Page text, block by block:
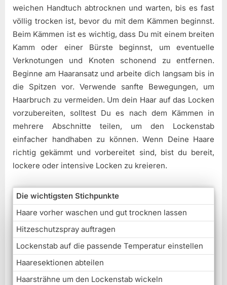
weichen Handtuch abtrocknen und warten, bis es fast
völlig trocken ist, bevor du mit dem Kämmen beginnst.
Beim Kämmen ist es wichtig, dass Du mit einem breiten
Kamm oder einer Bürste beginnst, um eventuelle
Verknotungen und Knoten schonend zu entfernen.
Beginne am Haaransatz und arbeite dich langsam bis in
die Spitzen vor. Verwende sanfte Bewegungen, um
Haarbruch zu vermeiden. Um dein Haar auf das Locken
vorzubereiten, solltest Du es nach dem Kämmen in
mehrere Abschnitte teilen, um den Lockenstab
einfacher handhaben zu können. Wenn Deine Haare
richtig gekämmt und vorbereitet sind, bist du bereit,
lockere oder intensive Locken zu kreieren.
Die wichtigsten Stichpunkte
Haare vorher waschen und gut trocknen lassen
Hitzeschutzspray auftragen
Lockenstab auf die passende Temperatur einstellen
Haaresektionen abteilen
Haarsträhne um den Lockenstab wickeln